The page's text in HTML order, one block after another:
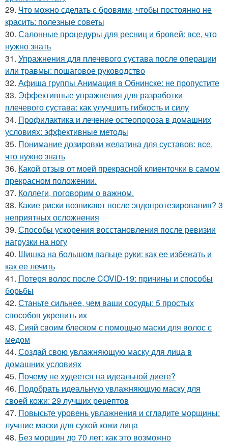
29. Что можно сделать с бровями, чтобы постоянно не
красить: полезные советы
30. Салонные процедуры для ресниц и бровей: все, что
нужно знать
31. Упражнения для плечевого сустава после операции
или травмы: пошаговое руководство
32. Афиша группы Анимация в Обнинске: не пропустите
33. Эффективные упражнения для разработки
плечевого сустава: как улучшить гибкость и силу
34. Профилактика и лечение остеопороза в домашних
условиях: эффективные методы
35. Понимание дозировки желатина для суставов: все,
что нужно знать
36. Какой отзыв от моей прекрасной клиенточки в самом
прекрасном положении.
37. Коллеги, поговорим о важном.
38. Какие риски возникают после эндопротезирования? 3
неприятных осложнения
39. Способы ускорения восстановления после ревизии
нагрузки на ногу
40. Шишка на большом пальце руки: как ее избежать и
как ее лечить
41. Потеря волос после COVID-19: причины и способы
борьбы
42. Станьте сильнее, чем ваши сосуды: 5 простых
способов укрепить их
43. Сияй своим блеском с помощью маски для волос с
медом
44. Создай свою увлажняющую маску для лица в
домашних условиях
45. Почему не худеется на идеальной диете?
46. Подобрать идеальную увлажняющую маску для
своей кожи: 29 лучших рецептов
47. Повысьте уровень увлажнения и сгладите морщины:
лучшие маски для сухой кожи лица
48. Без морщин до 70 лет: как это возможно